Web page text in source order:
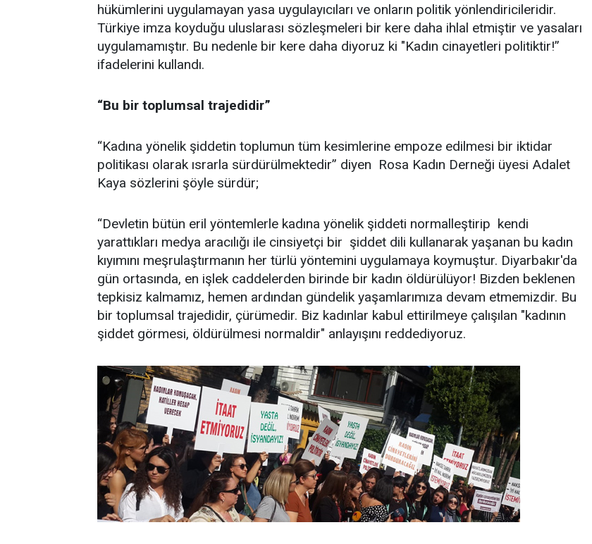
hükümlerini uygulamayan yasa uygulayıcıları ve onların politik yönlendiricileridir.
Türkiye imza koyduğu uluslarası sözleşmeleri bir kere daha ihlal etmiştir ve yasaları
uygulamamıştır. Bu nedenle bir kere daha diyoruz ki "Kadın cinayetleri politiktir!”
ifadelerini kullandı.
“Bu bir toplumsal trajedidir”
“Kadına yönelik şiddetin toplumun tüm kesimlerine empoze edilmesi bir iktidar
politikası olarak ısrarla sürdürülmektedir” diyen Rosa Kadın Derneği üyesi Adalet
Kaya sözlerini şöyle sürdür;
“Devletin bütün eril yöntemlerle kadına yönelik şiddeti normalleştirip kendi
yarattıkları medya aracılığı ile cinsiyetçi bir şiddet dili kullanarak yaşanan bu kadın
kıyımını meşrulaştırmanın her türlü yöntemini uygulamaya koymuştur. Diyarbakır'da
gün ortasında, en işlek caddelerden birinde bir kadın öldürülüyor! Bizden beklenen
tepkisiz kalmamız, hemen ardından gündelik yaşamlarımıza devam etmemizdir. Bu
bir toplumsal trajedidir, çürümedir. Biz kadınlar kabul ettirilmeye çalışılan "kadının
şiddet görmesi, öldürülmesi normaldir" anlayışını reddediyoruz.